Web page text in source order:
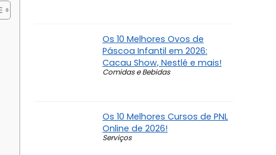
Os 10 Melhores Ovos de
Páscoa Infantil em 2026:
Cacau Show, Nestlé e mais!
Comidas e Bebidas
Os 10 Melhores Cursos de PNL
Online de 2026!
Serviços